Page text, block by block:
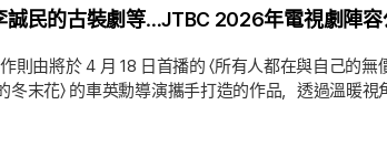
民的古裝劇等…JTBC 2026年電視劇陣容
由將於 4 月 18 日首播的 〈所有人都在與自己的無價
冬末花〉 的車英勳導演攜手打造的作品，透過溫暖